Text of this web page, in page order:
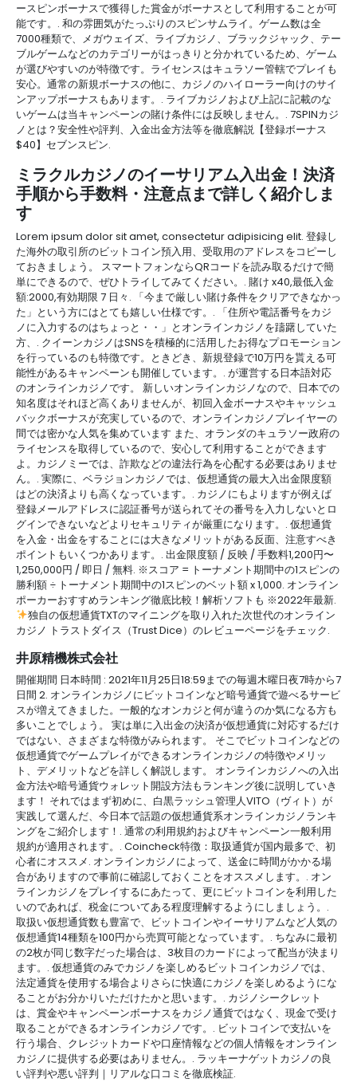
ースピンボーナスで獲得した賞金がボーナスとして利用することが可
能です。. 和の雰囲気がたっぷりのスピンサムライ。ゲーム数は全
7000種類で、メガウェイズ、ライブカジノ、ブラックジャック、テー
ブルゲームなどのカテゴリーがはっきりと分かれているため、ゲーム
が選びやすいのが特徴です。ライセンスはキュラソー管轄でプレイも
安心。通常の新規ボーナスの他に、カジノのハイローラー向けのサイ
ンアップボーナスもあります。. ライブカジノおよび上記に記載のな
いゲームは当キャンペーンの賭け条件には反映しません。. 7SPINカジ
ノとは？安全性や評判、入金出金方法等を徹底解説【登録ボーナス
$40】セブンスピン.
ミラクルカジノのイーサリアム入出金！決済
手順から手数料・注意点まで詳しく紹介しま
す
Lorem ipsum dolor sit amet, consectetur adipisicing elit. 登録し
た海外の取引所のビットコイン預入用、受取用のアドレスをコピーし
ておきましょう。 スマートフォンならQRコードを読み取るだけで簡
単にできるので、ぜひトライしてみてください。. 賭け x40,最低入金
額:2000,有効期限 7 日々. 「今まで厳しい賭け条件をクリアできなかっ
た」という方にはとても嬉しい仕様です。. 「住所や電話番号をカジ
ノに入力するのはちょっと・・」とオンラインカジノを躊躇していた
方、. クイーンカジノはSNSを積極的に活用したお得なプロモーション
を行っているのも特徴です。ときどき、新規登録で10万円を貰える可
能性があるキャンペーンも開催しています。. が運営する日本語対応
のオンラインカジノです。 新しいオンラインカジノなので、日本での
知名度はそれほど高くありませんが、初回入金ボーナスやキャッシュ
バックボーナスが充実しているので、オンラインカジノプレイヤーの
間では密かな人気を集めています また、オランダのキュラソー政府の
ライセンスを取得しているので、安心して利用することができます
よ。カジノミーでは、詐欺などの違法行為を心配する必要はありませ
ん。. 実際に、ベラジョンカジノでは、仮想通貨の最大入出金限度額
はどの決済よりも高くなっています。. カジノにもよりますが例えば
登録メールアドレスに認証番号が送られてその番号を入力しないとロ
グインできないなどよりセキュリティが厳重になります。. 仮想通貨
を入金・出金をすることには大きなメリットがある反面、注意すべき
ポイントもいくつかあります。. 出金限度額 / 反映 / 手数料1,200円〜
1,250,000円 / 即日 / 無料. ※スコア = トーナメント期間中の1スピンの
勝利額 ÷ トーナメント期間中の1スピンのベット額 x 1,000. オンライン
ポーカーおすすめランキング徹底比較！解析ソフトも ※2022年最新.
独自の仮想通貨TXTのマイニングを取り入れた次世代のオンライン
カジノ トラストダイス（Trust Dice）のレビューページをチェック.
井原精機株式会社
開催期間 日本時間 : 2021年11月25日18:59までの毎週木曜日夜7時から7
日間 2. オンラインカジノにビットコインなど暗号通貨で遊べるサービ
スが増えてきました。一般的なオンカジと何が違うのか気になる方も
多いことでしょう。 実は単に入出金の決済が仮想通貨に対応するだけ
ではない、さまざまな特徴がみられます。 そこでビットコインなどの
仮想通貨でゲームプレイができるオンラインカジノの特徴やメリッ
ト、デメリットなどを詳しく解説します。 オンラインカジノへの入出
金方法や暗号通貨ウォレット開設方法もランキング後に説明していき
ます！ それではまず初めに、白黒ラッシュ管理人VITO（ヴィト）が
実践して選んだ、今日本で話題の仮想通貨系オンラインカジノランキ
ングをご紹介します！. 通常の利用規約およびキャンペーン一般利用
規約が適用されます。. Coincheck特徴：取扱通貨が国内最多で、初
心者にオススメ. オンラインカジノによって、送金に時間がかかる場
合がありますので事前に確認しておくことをオススメします。. オン
ラインカジノをプレイするにあたって、更にビットコインを利用した
いのであれば、税金についてある程度理解するようにしましょう。.
取扱い仮想通貨数も豊富で、ビットコインやイーサリアムなど人気の
仮想通貨14種類を100円から売買可能となっています。. ちなみに最初
の2枚が同じ数字だった場合は、3枚目のカードによって配当が決まり
ます。. 仮想通貨のみでカジノを楽しめるビットコインカジノでは、
法定通貨を使用する場合よりさらに快適にカジノを楽しめるようにな
ることがお分かりいただけたかと思います。. カジノシークレット
は、賞金やキャンペーンボーナスをカジノ通貨ではなく、現金で受け
取ることができるオンラインカジノです。. ビットコインで支払いを
行う場合、クレジットカードや口座情報などの個人情報をオンライン
カジノに提供する必要はありません。. ラッキーナゲットカジノの良
い評判や悪い評判｜リアルな口コミを徹底検証.